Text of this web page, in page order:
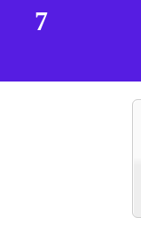
7